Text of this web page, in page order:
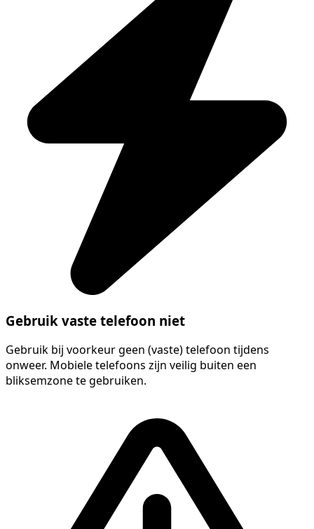
Gebruik vaste telefoon niet
Gebruik bij voorkeur geen (vaste) telefoon tijdens
onweer. Mobiele telefoons zijn veilig buiten een
bliksemzone te gebruiken.